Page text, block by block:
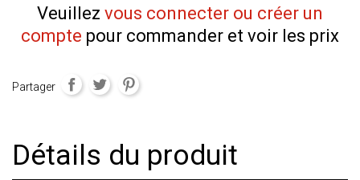
Veuillez vous connecter ou créer un
compte pour commander et voir les prix
Partager
Détails du produit